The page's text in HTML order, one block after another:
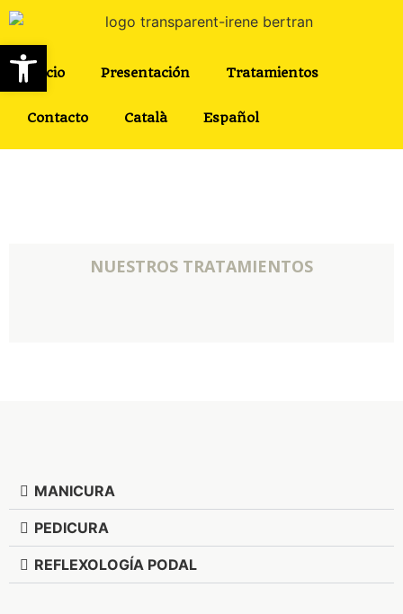
Inicio Presentación Tratamientos
Contacto Català Español
NUESTROS TRATAMIENTOS
MANICURA
PEDICURA
REFLEXOLOGÍA PODAL
Abrir barra de herramientas